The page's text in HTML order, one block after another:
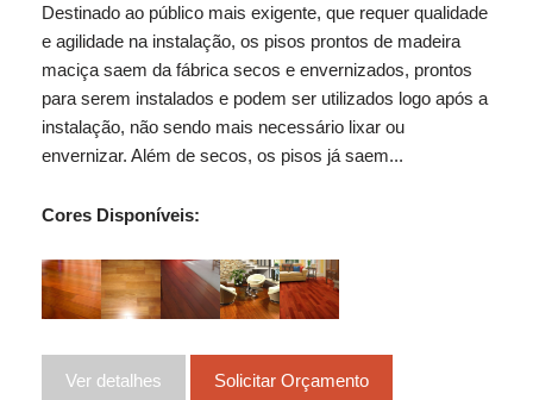
Destinado ao público mais exigente, que requer qualidade
e agilidade na instalação, os pisos prontos de madeira
maciça saem da fábrica secos e envernizados, prontos
para serem instalados e podem ser utilizados logo após a
instalação, não sendo mais necessário lixar ou
envernizar. Além de secos, os pisos já saem...
Cores Disponíveis:
Ver detalhes Solicitar Orçamento